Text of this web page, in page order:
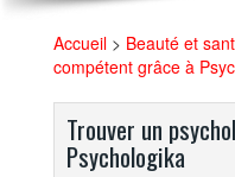
Accueil > Beauté et
compétent grâce à
Trouver un
Psychologika